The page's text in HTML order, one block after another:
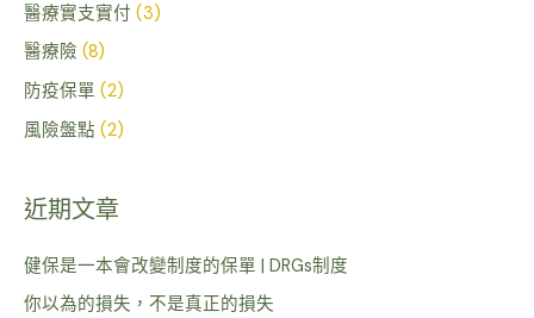
醫療實支實付 (3)
醫療險 (8)
防疫保單 (2)
風險盤點 (2)
近期文章
健保是一本會改變制度的保單 | DRGs制度
你以為的損失，不是真正的損失